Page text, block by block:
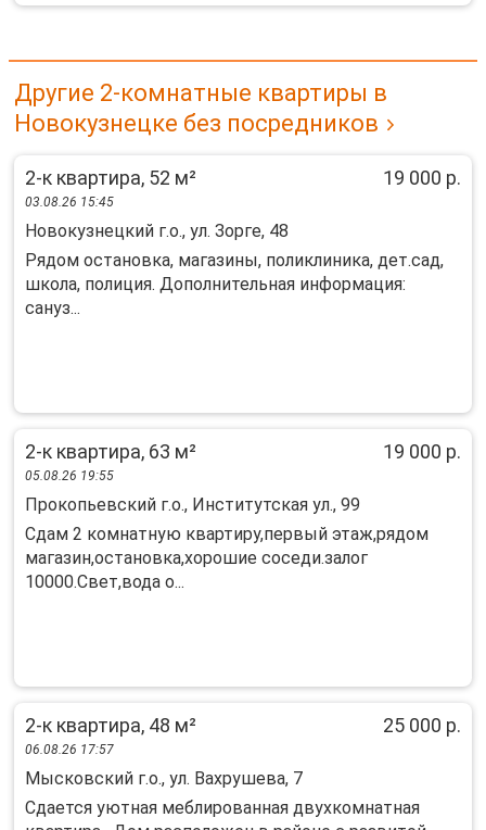
Другие 2-комнатные квартиры в
Новокузнецке без посредников
2-к квартира, 52 м² 19 000 р.
03.08.26 15:45
Новокузнецкий г.о., ул. Зорге, 48
Рядом остановка, магазины, поликлиника, дет.сад,
школа, полиция. Дополнительная информация:
сануз...
2-к квартира, 63 м² 19 000 р.
05.08.26 19:55
Прокопьевский г.о., Институтская ул., 99
Сдам 2 комнатную квартиру,первый этаж,рядом
магазин,остановка,хорошие соседи.залог
10000.Свет,вода о...
2-к квартира, 48 м² 25 000 р.
06.08.26 17:57
Мысковский г.о., ул. Вахрушева, 7
Сдается уютная меблированная двухкомнатная